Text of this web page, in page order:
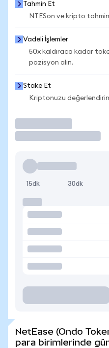
Tahmin Et
NTESon ve kripto
Vadeli İşlemler
50x kaldıraca kadar
pozisyon alın.
Stake Et
Kriptonuzu
15dk 30dk
NetEase (Ondo
para birimlerinde